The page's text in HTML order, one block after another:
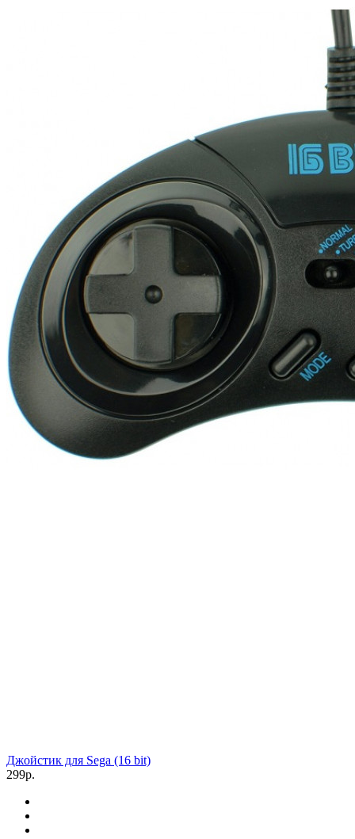
Джойстик для Sega (16 bit)
299р.